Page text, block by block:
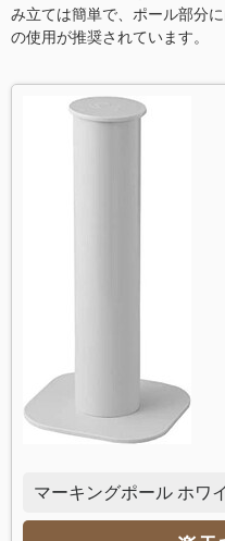
み立ては簡単で、ポール部分
の使用が推奨されています。
マーキングポール ホワ